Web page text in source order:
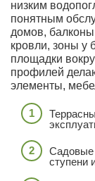
низким
понятным
домов,
кровли, зоны у
площадки
профилей
элементы,
Садовые
ступени